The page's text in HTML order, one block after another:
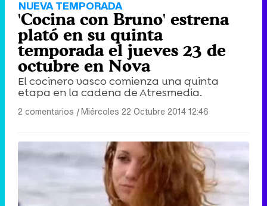
NUEVA TEMPORADA
'Cocina con Bruno' estrena
plató en su quinta
temporada el jueves 23 de
octubre en Nova
El cocinero vasco comienza una quinta
etapa en la cadena de Atresmedia.
2 comentarios |Miércoles 22 Octubre 2014 12:46